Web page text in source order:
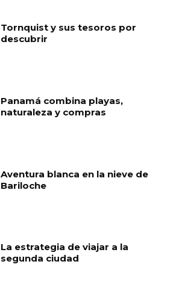
Tornquist y sus tesoros por
descubrir
Panamá combina playas,
naturaleza y compras
Aventura blanca en la nieve de
Bariloche
La estrategia de viajar a la
segunda ciudad